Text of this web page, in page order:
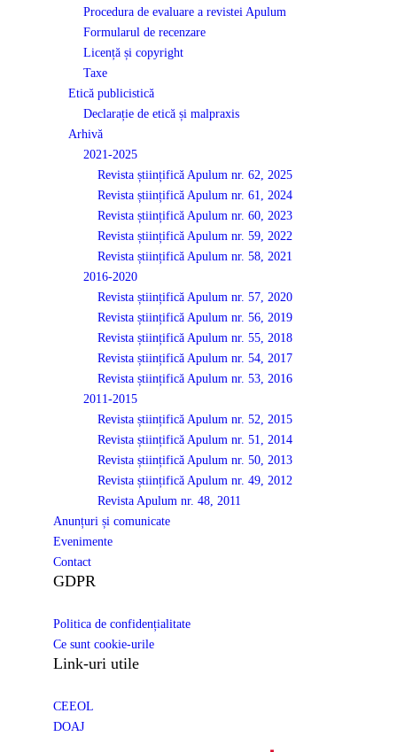
Procedura de evaluare a revistei Apulum
Formularul de recenzare
Licență și copyright
Taxe
Etică publicistică
Declarație de etică și malpraxis
Arhivă
2021-2025
Revista științifică Apulum nr. 62, 2025
Revista științifică Apulum nr. 61, 2024
Revista științifică Apulum nr. 60, 2023
Revista științifică Apulum nr. 59, 2022
Revista științifică Apulum nr. 58, 2021
2016-2020
Revista științifică Apulum nr. 57, 2020
Revista științifică Apulum nr. 56, 2019
Revista științifică Apulum nr. 55, 2018
Revista științifică Apulum nr. 54, 2017
Revista științifică Apulum nr. 53, 2016
2011-2015
Revista științifică Apulum nr. 52, 2015
Revista științifică Apulum nr. 51, 2014
Revista științifică Apulum nr. 50, 2013
Revista științifică Apulum nr. 49, 2012
Revista Apulum nr. 48, 2011
Anunțuri și comunicate
Evenimente
Contact
GDPR
Politica de confidențialitate
Ce sunt cookie-urile
Link-uri utile
CEEOL
DOAJ